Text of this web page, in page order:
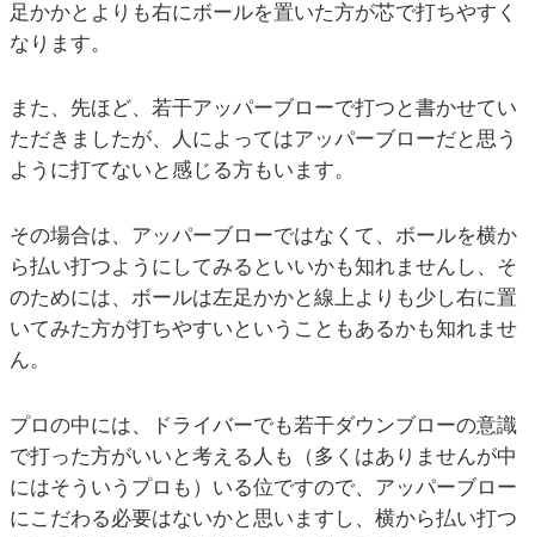
足かかとよりも右にボールを置いた方が芯で打ちやすく
なります。
また、先ほど、若干アッパーブローで打つと書かせてい
ただきましたが、人によってはアッパーブローだと思う
ように打てないと感じる方もいます。
その場合は、アッパーブローではなくて、ボールを横か
ら払い打つようにしてみるといいかも知れませんし、そ
のためには、ボールは左足かかと線上よりも少し右に置
いてみた方が打ちやすいということもあるかも知れませ
ん。
プロの中には、ドライバーでも若干ダウンブローの意識
で打った方がいいと考える人も（多くはありませんが中
にはそういうプロも）いる位ですので、アッパーブロー
にこだわる必要はないかと思いますし、横から払い打つ